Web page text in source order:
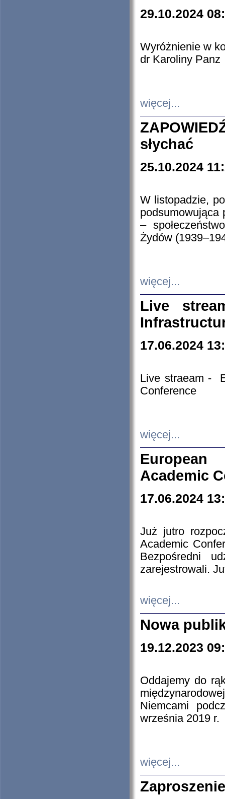
29.10.2024
Wyróżnienie w
dr Karoliny Panz
więcej...
słychać
25.10.2024
W listopadzie,
podsumowująca
–
Żydów
więcej...
Live
17.06.2024
Live straeam -
Conference
więcej...
European
Academic
17.06.2024
Już jutro
Academic
Bezpośredni
zarejestrowali.
więcej...
Nowa
19.12.2023
Oddajemy do
Niemcami
września 2019 r.
więcej...